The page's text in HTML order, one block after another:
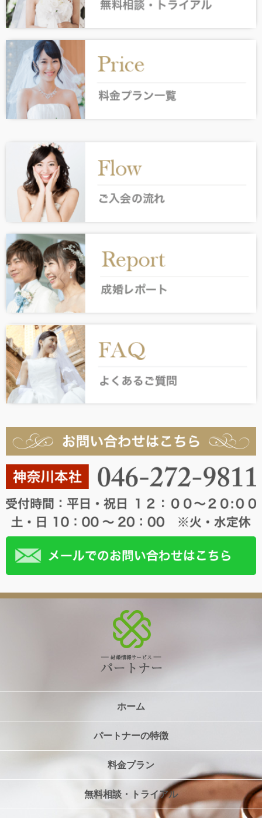
ホーム
パートナーの特徴
料金プラン
無料相談・トライアル